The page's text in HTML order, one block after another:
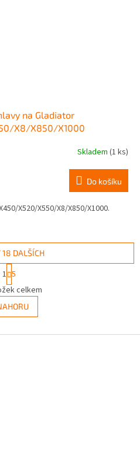
na Gladiator
X8/X850/X1000
Skladem (1 ks)
Do košíku
X520/X550/X8/X850/X1000.
O
v
l
á
18 DALŠÍCH
t
r
á
n
k
v
1 5
celkem